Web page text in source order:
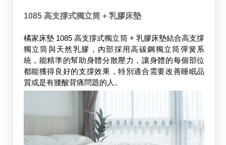
1085 高支撐式獨立筒 + 乳膠床墊
橘家床墊 1085 高支撐式獨立筒 + 乳膠床墊結合高支撐
獨立筒與天然乳膠，內部採用高碳鋼獨立筒彈簧系
統，能精準的幫助身體分散壓力，讓身體的每個部位
都能獲得良好的支撐效果，特別適合需要改善睡眠品
質或是有腰酸背痛問題的人。